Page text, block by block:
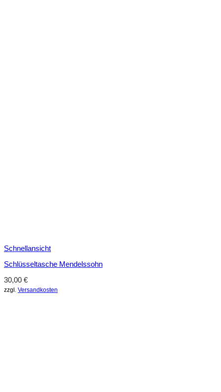
Schnellansicht
Schlüsseltasche Mendelssohn
30,00 €
zzgl. Versandkosten